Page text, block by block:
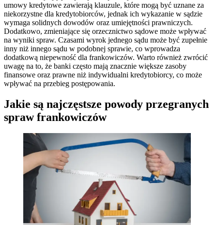
umowy kredytowe zawierają klauzule, które mogą być uznane za
niekorzystne dla kredytobiorców, jednak ich wykazanie w sądzie
wymaga solidnych dowodów oraz umiejętności prawniczych.
Dodatkowo, zmieniające się orzecznictwo sądowe może wpływać
na wyniki spraw. Czasami wyrok jednego sądu może być zupełnie
inny niż innego sądu w podobnej sprawie, co wprowadza
dodatkową niepewność dla frankowiczów. Warto również zwrócić
uwagę na to, że banki często mają znacznie większe zasoby
finansowe oraz prawne niż indywidualni kredytobiorcy, co może
wpływać na przebieg postępowania.
Jakie są najczęstsze powody przegranych
spraw frankowiczów